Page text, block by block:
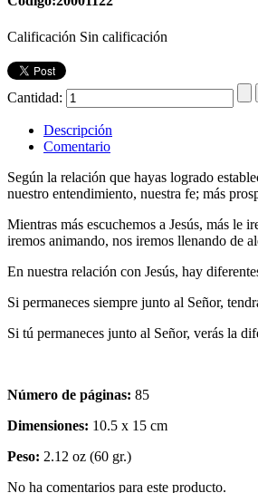
Calificación Sin calificación
Cantidad:
Descripción
Comentario
Según la relación que hayas logrado
nuestro entendimiento, nuestra fe; más
Mientras más escuchemos a Jesús, más le
iremos animando, nos iremos llenando de
En nuestra relación con Jesús, hay
Si permaneces siempre junto al Señor,
Si tú permaneces junto al Señor, verás la
Número de páginas: 85
Dimensiones: 10.5 x 15 cm
Peso: 2.12 oz (60 gr.)
No ha comentarios para este producto.